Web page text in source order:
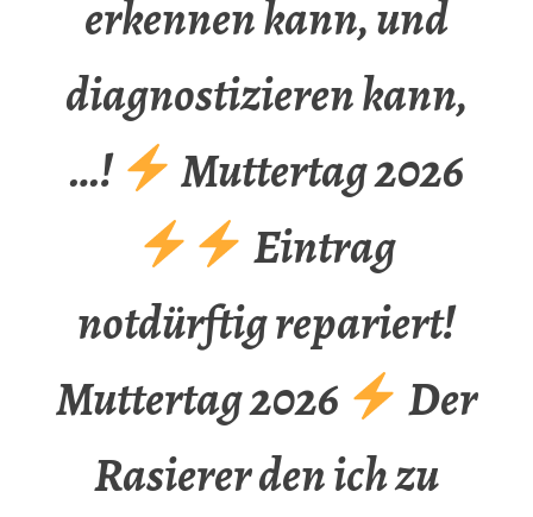
erkennen kann, und
diagnostizieren kann,
…!
Muttertag 2026
Eintrag
notdürftig repariert!
Muttertag 2026
Der
Rasierer den ich zu